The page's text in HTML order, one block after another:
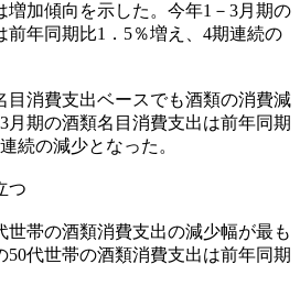
増加傾向を示した。今年1－3月期の
前年同期比1．5％増え、4期連続の
目消費支出ベースでも酒類の消費減
月期の酒類名目消費支出は前年同期
続の減少となった。
つ
世帯の酒類消費支出の減少幅が最も
50代世帯の酒類消費支出は前年同期